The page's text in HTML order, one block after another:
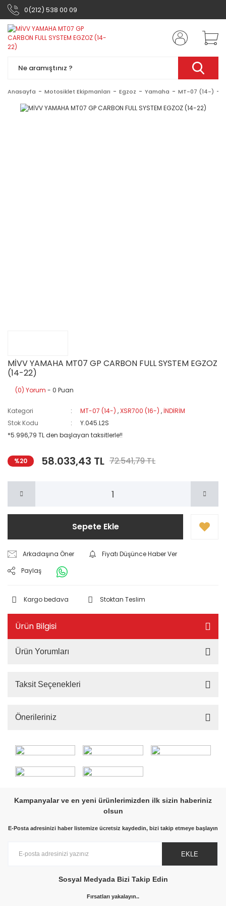
0(212) 538 00 09
Anasayfa Motosiklet Ekipmanları Egzoz Yamaha MT-07 (14-)
MİVV YAMAHA MT07 GP CARBON FULL SYSTEM EGZOZ
(14-22)
(0) Yorum - 0 Puan
Kategori MT-07 (14-) ,XSR700 (16-) , İNDİRİM
Stok Kodu
Y.045.L2S
*5.996,79 TL den başlayan taksitlerle!!
%20 58.033,43 TL 72.541,79 TL
Sepete Ekle
Arkadaşına Öner
Fiyatı Düşünce Haber Ver
Paylaş
Kargo bedava Stoktan Teslim
Ürün Bilgisi
Ürün Yorumları
Taksit Seçenekleri
Önerileriniz
Kampanyalar ve en yeni ürünlerimizden ilk sizin haberiniz
olsun
E-Posta adresinizi haber listemize ücretsiz kaydedin, bizi takip etmeye başlayın
EKLE
Sosyal Medyada Bizi Takip Edin
Fırsatları yakalayın..